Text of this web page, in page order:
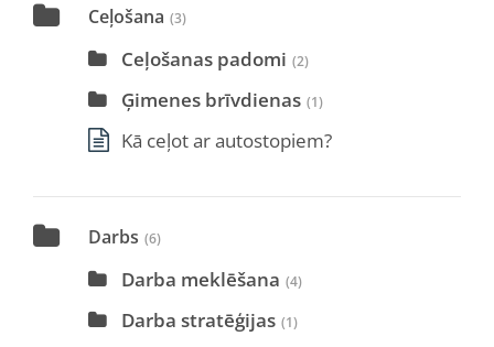
Ceļošana (3)
Ceļošanas padomi (2)
Ģimenes brīvdienas (1)
Kā ceļot ar autostopiem?
Darbs (6)
Darba meklēšana (4)
Darba stratēģijas (1)